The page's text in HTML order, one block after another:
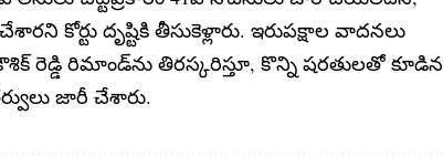
కోర్టు దృష్టికి తీసుకెళ్లారు. ఇరుపక్షాల వాదనలు
రెడ్డి రిమాండ్‌ను తిరస్కరిస్తూ, కొన్ని షరతులతో కూడిన
జారీ చేశారు.